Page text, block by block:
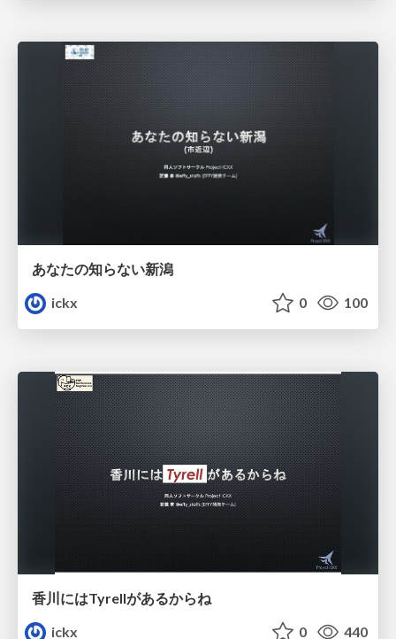
あなたの知らない新潟
ickx
0 100
香川にはTyrellがあるからね
ickx
0 440